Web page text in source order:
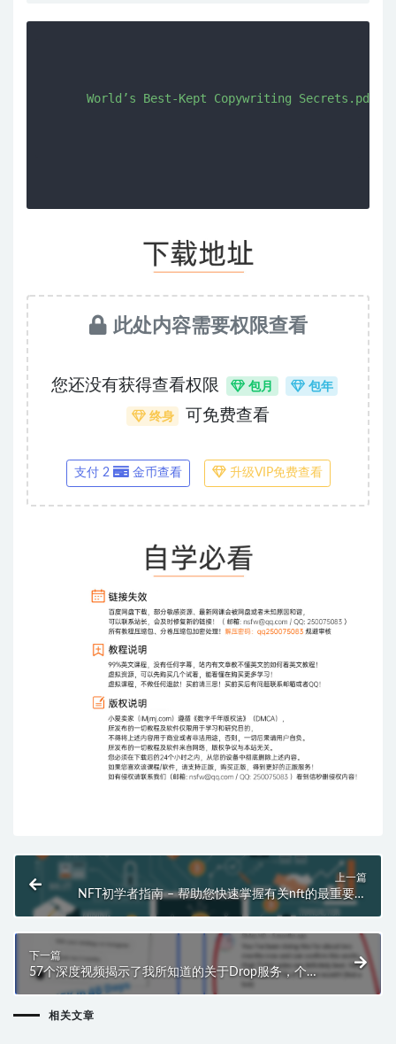
      World’s Best-Kept Copywriting Secrets.pdf
此处内容需要权限查看
您还没有获得查看权限 包月 包年
终身 可免费查看
支付 2 金币查看 升级VIP免费查看
上一篇
NFT初学者指南 – 帮助您快速掌握有关nft的最重要的
想法和主题
下一篇
57个深度视频揭示了我所知道的关于Drop服务，个人
品牌，免费流量方法，付费流量方法和更多的一切~
相关文章